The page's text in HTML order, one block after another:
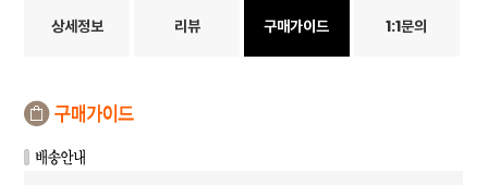
상세정보 리뷰 구매가이드 1:1문의